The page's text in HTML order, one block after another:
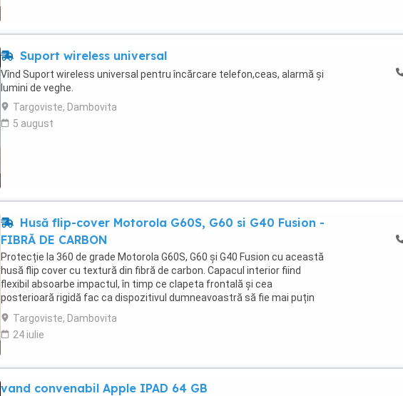
Suport wireless universal
Vînd Suport wireless universal pentru încărcare telefon,ceas, alarmă și
lumini de veghe.
Targoviste, Dambovita
5 august
Husă flip-cover Motorola G60S, G60 si G40 Fusion -
FIBRĂ DE CARBON
Protecție la 360 de grade Motorola G60S, G60 și G40 Fusion cu această
husă flip cover cu textură din fibră de carbon. Capacul interior fiind
flexibil absoarbe impactul, în timp ce clapeta frontală și cea
posterioară rigidă fac ca dispozitivul dumneavoastră să fie mai puțin
predispus la îndoire și îi ...
Targoviste, Dambovita
24 iulie
vand convenabil Apple IPAD 64 GB